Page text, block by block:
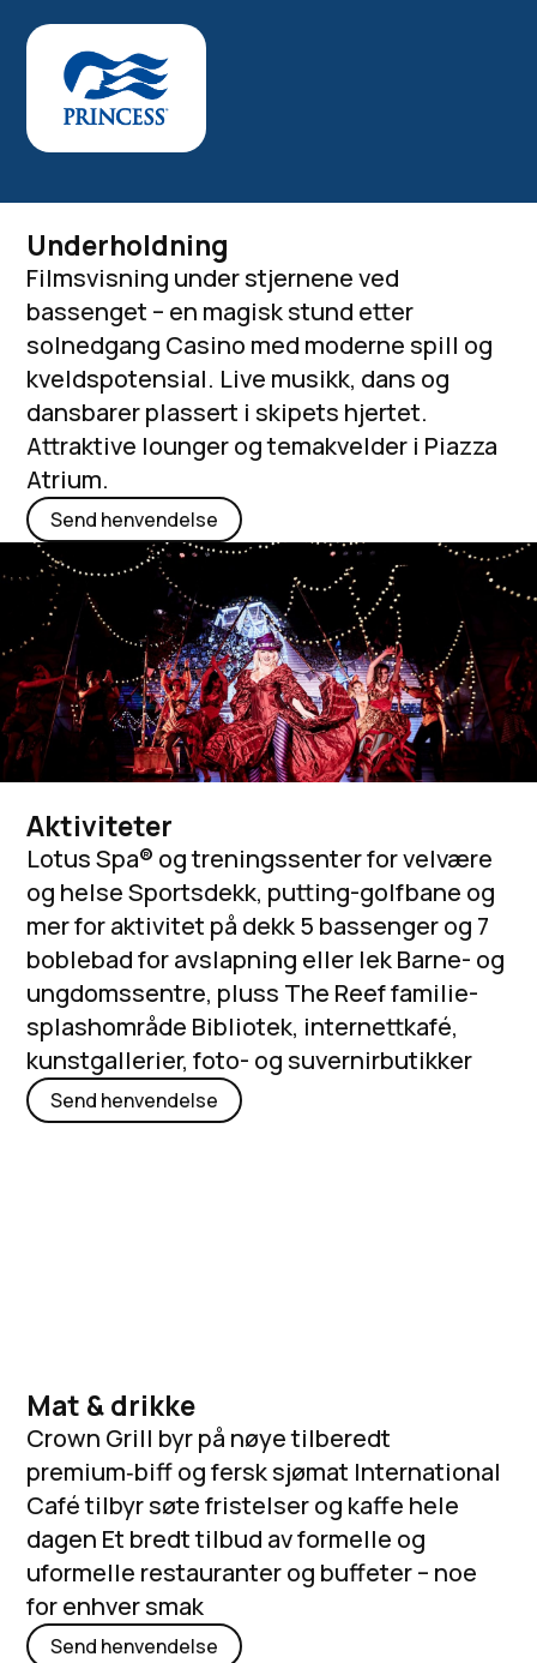
Underholdning
Filmsvisning under stjernene ved
bassenget – en magisk stund etter
solnedgang Casino med moderne spill og
kveldspotensial. Live musikk, dans og
dansbarer plassert i skipets hjertet.
Attraktive lounger og temakvelder i Piazza
Atrium.
Send henvendelse
Aktiviteter
Lotus Spa® og treningssenter for velvære
og helse Sportsdekk, putting-golfbane og
mer for aktivitet på dekk 5 bassenger og 7
boblebad for avslapning eller lek Barne- og
ungdomssentre, pluss The Reef familie-
splashområde Bibliotek, internettkafé,
kunstgallerier, foto- og suvernirbutikker
Send henvendelse
Mat & drikke
Crown Grill byr på nøye tilberedt
premium‑biff og fersk sjømat International
Café tilbyr søte fristelser og kaffe hele
dagen Et bredt tilbud av formelle og
uformelle restauranter og buffeter – noe
for enhver smak
Send henvendelse